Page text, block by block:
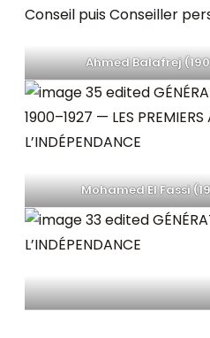
Ahmed Balafrej
Mohamed El Fassi